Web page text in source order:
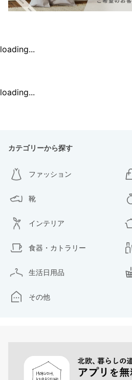
loading...
loading...
カテゴリーから探す
ファッション
靴
インテリア
食器・カトラリー
生活日用品
その他